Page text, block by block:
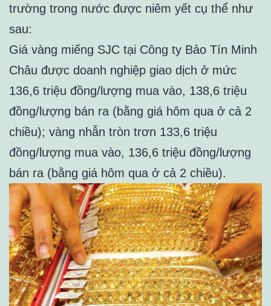
trường trong nước được niêm yết cụ thể như
sau:
Giá vàng miếng SJC tại Công ty Bảo Tín Minh
Châu được doanh nghiệp giao dịch ở mức
136,6 triệu đồng/lượng mua vào, 138,6 triệu
đồng/lượng bán ra (bằng giá hôm qua ở cả 2
chiều); vàng nhẫn tròn trơn 133,6 triệu
đồng/lượng mua vào, 136,6 triệu đồng/lượng
bán ra (bằng giá hôm qua ở cả 2 chiều).